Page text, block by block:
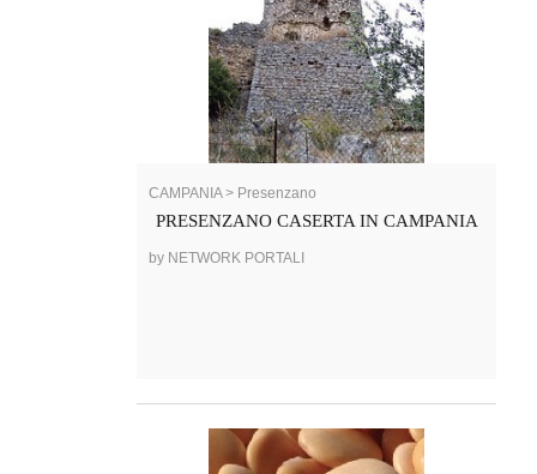
CAMPANIA > Presenzano
PRESENZANO CASERTA IN CAMPANIA
by NETWORK PORTALI